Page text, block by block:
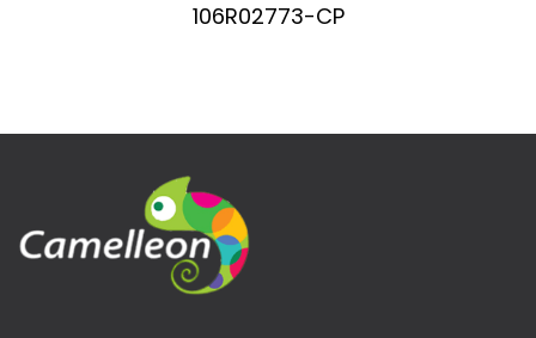
106R02773-CP